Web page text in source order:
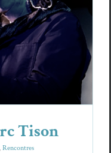
Tison
Tison
, Ren­con­tres